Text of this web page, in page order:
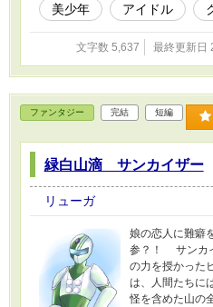
美少年
アイドル
文字数 5,637 最終更新日
ファンタジー 完結 短編
緑白山滴 サンカイザー
リューガ
娘の恋人に難癖
参？！ サンカ
の力を授かっ
は、人間たちに
怪を含めた山の